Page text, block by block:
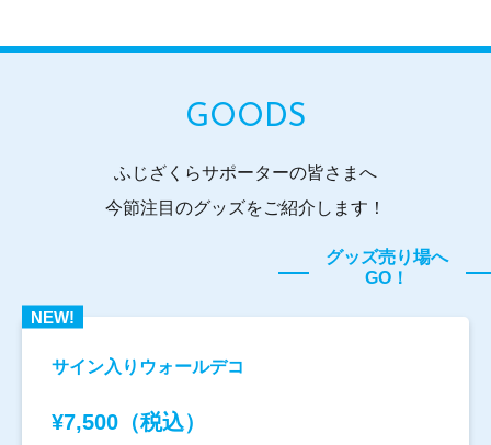
GOODS
ふじざくらサポーターの皆さまへ
今節注目のグッズをご紹介します！
グッズ売り場へ
GO！
NEW!
サイン入りウォールデコ
¥7,500（税込）